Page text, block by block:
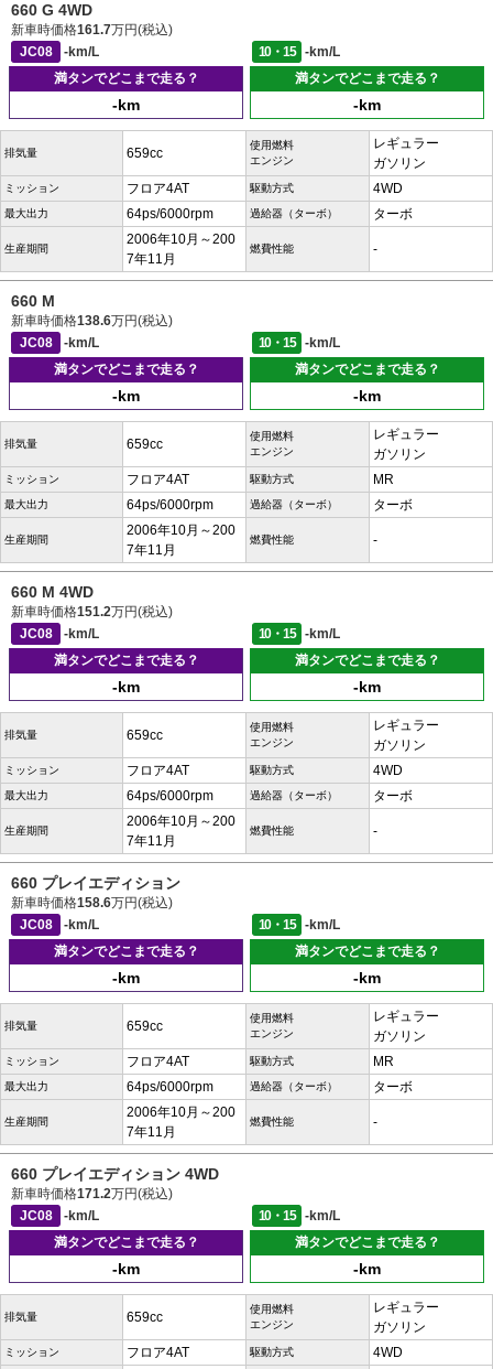
660 G 4WD
新車時価格161.7万円(税込)
JC08
-km/L 10・15
-km/L
満タンでどこまで走る？
-km
満タンでどこまで走る？
-km
排気量 659cc
使用燃料
エンジン
レギュラー
ガソリン
ミッション フロア4AT 駆動方式 4WD
最大出力 64ps/6000rpm 過給器（ターボ） ターボ
生産期間
2006年10月～200
7年11月
燃費性能 -
660 M
新車時価格138.6万円(税込)
JC08
-km/L 10・15
-km/L
満タンでどこまで走る？
-km
満タンでどこまで走る？
-km
排気量 659cc
使用燃料
エンジン
レギュラー
ガソリン
ミッション フロア4AT 駆動方式 MR
最大出力 64ps/6000rpm 過給器（ターボ） ターボ
生産期間
2006年10月～200
7年11月
燃費性能 -
660 M 4WD
新車時価格151.2万円(税込)
JC08
-km/L 10・15
-km/L
満タンでどこまで走る？
-km
満タンでどこまで走る？
-km
排気量 659cc
使用燃料
エンジン
レギュラー
ガソリン
ミッション フロア4AT 駆動方式 4WD
最大出力 64ps/6000rpm 過給器（ターボ） ターボ
生産期間
2006年10月～200
7年11月
燃費性能 -
660 プレイエディション
新車時価格158.6万円(税込)
JC08
-km/L 10・15
-km/L
満タンでどこまで走る？
-km
満タンでどこまで走る？
-km
排気量 659cc
使用燃料
エンジン
レギュラー
ガソリン
ミッション フロア4AT 駆動方式 MR
最大出力 64ps/6000rpm 過給器（ターボ） ターボ
生産期間
2006年10月～200
7年11月
燃費性能 -
660 プレイエディション 4WD
新車時価格171.2万円(税込)
JC08
-km/L 10・15
-km/L
満タンでどこまで走る？
-km
満タンでどこまで走る？
-km
排気量 659cc
使用燃料
エンジン
レギュラー
ガソリン
ミッション フロア4AT 駆動方式 4WD